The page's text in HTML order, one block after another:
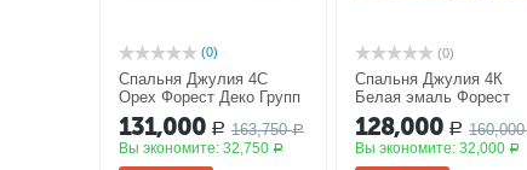
(0)
Спальня Джулия 4С
Орех Форест Деко Групп
(с туалетным столиком)
131,000 Р 163,750 Р
Вы экономите: 32,750 Р
(0)
Спальня Джулия 4К
Белая эмаль Форест
Деко Групп (с комодом)
128,000 Р 160,000
Вы экономите:32,000 Р